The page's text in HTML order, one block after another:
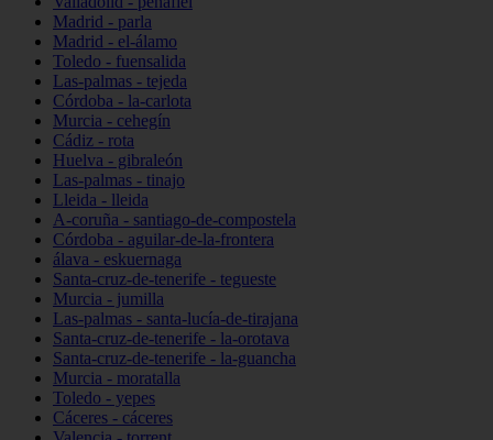
Madrid - parla
Madrid - el-álamo
Toledo - fuensalida
Las-palmas - tejeda
Córdoba - la-carlota
Murcia - cehegín
Cádiz - rota
Huelva - gibraleón
Las-palmas - tinajo
Lleida - lleida
A-coruña - santiago-de-compostela
Córdoba - aguilar-de-la-frontera
álava - eskuernaga
Santa-cruz-de-tenerife - tegueste
Murcia - jumilla
Las-palmas - santa-lucía-de-tirajana
Santa-cruz-de-tenerife - la-orotava
Santa-cruz-de-tenerife - la-guancha
Murcia - moratalla
Toledo - yepes
Cáceres - cáceres